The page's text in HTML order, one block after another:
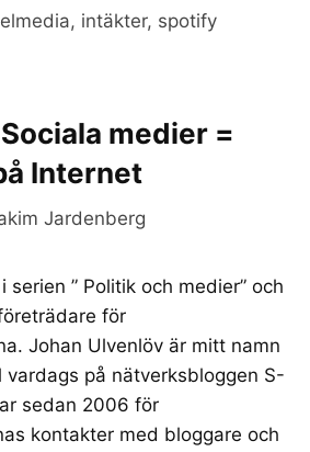
, intäkter, spotify
medier =
Internet
Jardenberg
serien ” Politik och medier” och
för
Johan Ulvenlöv är mitt namn
vardags på nätverksbloggen S-
sedan 2006 för
kontakter med bloggare och